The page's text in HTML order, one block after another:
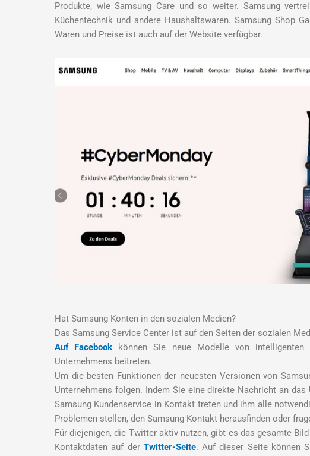
Produkte, wie Samsung Care und so weiter. Samsung
Küchentechnik und andere Haushaltswaren. Samsung Shop
Waren und Preise ist auch auf der Website verfügbar.
Hat Samsung Konten in den sozialen Medien?
Das Samsung Service Center ist auf den Seiten der sozialen
Auf Facebook können Sie neue Modelle von intelligenten
Unternehmens beitreten.
Um die besten Funktionen der neuesten Versionen von
Unternehmens folgen. Indem Sie eine direkte Nachricht an
Samsung Kundenservice in Kontakt treten und ihm alle
Problemen stellen, den Samsung Kontakt herausfinden oder
Für diejenigen, die Twitter aktiv nutzen, gibt es das gesamte
Kontaktdaten auf der Twitter-Seite. Auf dieser Seite können